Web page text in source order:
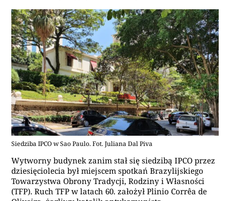
Siedziba IPCO w Sao Paulo. Fot. Juliana Dal Piva
Wytworny budynek zanim stał się siedzibą IPCO przez
dziesięciolecia był miejscem spotkań Brazylijskiego
Towarzystwa Obrony Tradycji, Rodziny i Własności
(TFP). Ruch TFP w latach 60. założył Plinio Corrêa de